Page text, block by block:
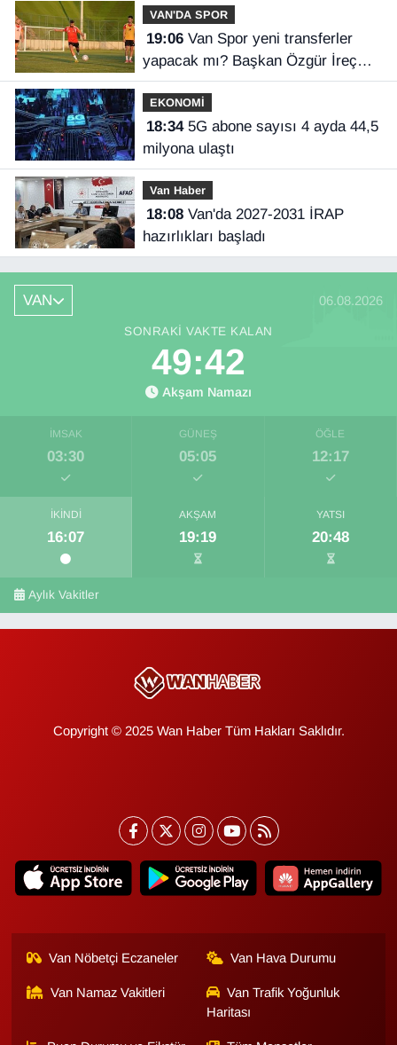
VAN'DA SPOR
19:06Van Spor yeni transferler
yapacak mı? Başkan Özgür İreç
İlhan açıkladı
EKONOMİ
18:345G abone sayısı 4 ayda 44,5
milyona ulaştı
Van Haber
18:08Van'da 2027-2031 İRAP
hazırlıkları başladı
VAN 06.08.2026
SONRAKI VAKTE KALAN
49:41
Akşam Namazı
İMSAK
03:30
GÜNEŞ
05:05
ÖĞLE
12:17
İKINDI
16:07
AKŞAM
19:19
YATSI
20:48
Aylık Vakitler
Copyright © 2025 Wan Haber Tüm Hakları Saklıdır.
Van Nöbetçi Eczaneler Van Hava Durumu
Van Namaz Vakitleri
Van Trafik Yoğunluk
Haritası